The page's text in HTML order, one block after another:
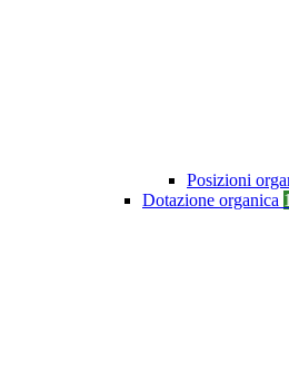
Posizioni
Dotazione organica 1